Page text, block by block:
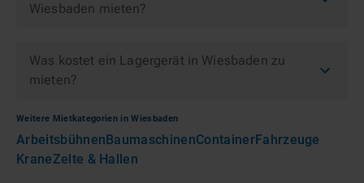
Wiesbaden mieten?
Was kostet ein Lagergerät in Wiesbaden zu
mieten?
Weitere Mietkategorien inWiesbaden
ArbeitsbühnenBaumaschinenContainerFahrzeuge
KraneZelte & Hallen